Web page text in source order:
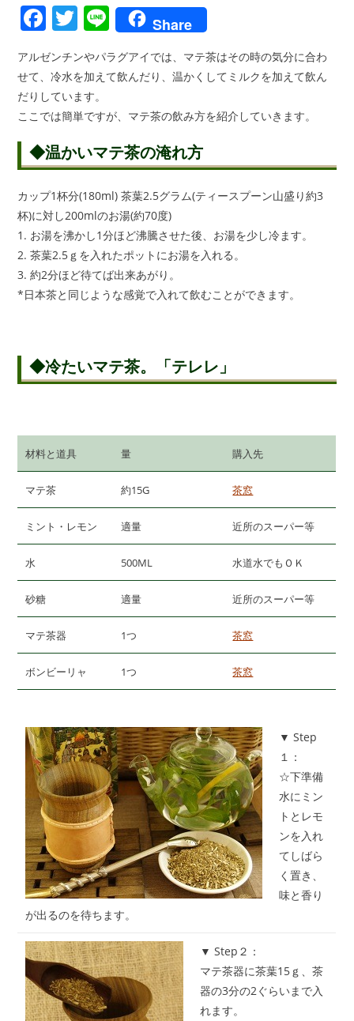
F
a
c
e
b
o
o
k
T
itt
er
Li
n
e
Share
アルゼンチンやパラグアイでは、マテ茶はその時の気分に合わ
せて、冷水を加えて飲んだり、温かくしてミルクを加えて飲ん
だりしています。
ここでは簡単ですが、マテ茶の飲み方を紹介していきます。
◆温かいマテ茶の淹れ方
カップ1杯分(180ml) 茶葉2.5グラム(ティースプーン山盛り約3
杯)に対し200mlのお湯(約70度)
1. お湯を沸かし1分ほど沸騰させた後、お湯を少し冷ます。
2. 茶葉2.5ｇを入れたポットにお湯を入れる。
3. 約2分ほど待てば出来あがり。
*日本茶と同じような感覚で入れて飲むことができます。
◆冷たいマテ茶。「テレレ」
材料と道具 量 購入先
マテ茶 約15G 茶窓
ミント・レモン 適量 近所のスーパー等
水 500ML 水道水でもＯＫ
砂糖 適量 近所のスーパー等
マテ茶器 1つ 茶窓
ボンビーリャ 1つ 茶窓
▼ Step
１：
☆下準備
水にミン
トとレモ
ンを入れ
てしばら
く置き、
味と香り
が出るのを待ちます。
▼ Step２：
マテ茶器に茶葉15ｇ、茶
器の3分の2ぐらいまで入
れます。